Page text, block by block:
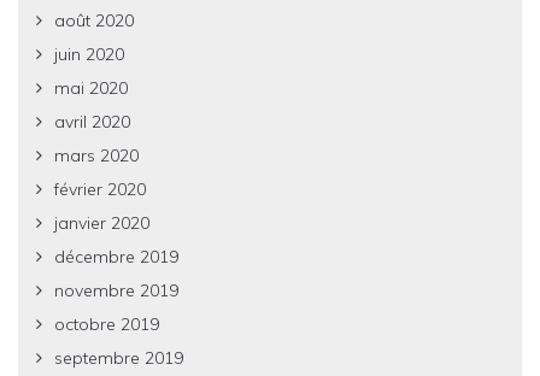
août 2020
juin 2020
mai 2020
avril 2020
mars 2020
février 2020
janvier 2020
décembre 2019
novembre 2019
octobre 2019
septembre 2019